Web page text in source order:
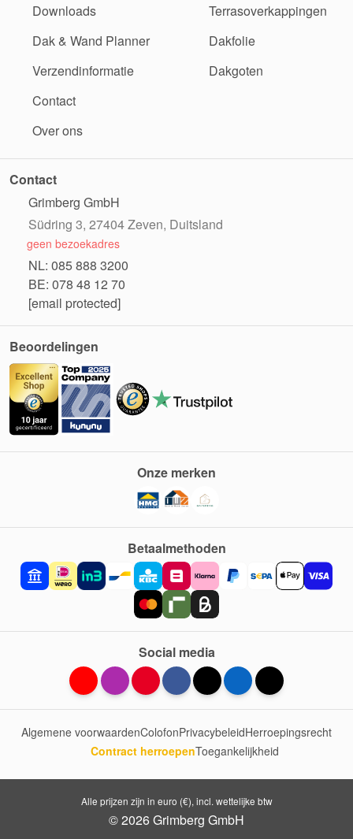
Downloads
Dak & Wand Planner
Verzendinformatie
Contact
Over ons
Terrasoverkappingen
Dakfolie
Dakgoten
Contact
Grimberg GmbH
Südring 3, 27404 Zeven, Duitsland
geen bezoekadres
NL: 085 888 3200
BE: 078 48 12 70
[email protected]
Beoordelingen
Betaalmethoden
Onze merken
Social media
Algemene voorwaardenColofonPrivacybeleidHerroepingsrecht
Contract herroepenToegankelijkheid
Alle prijzen zijn in euro (€), incl. wettelijke btw
© 2026 Grimberg GmbH